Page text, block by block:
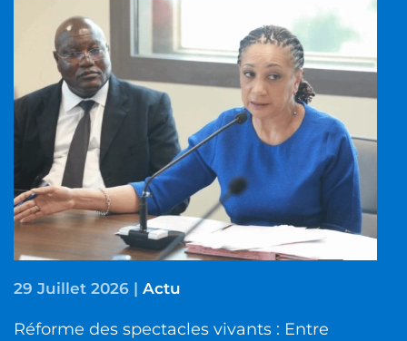
29 Juillet 2026 | Actu
Réforme des spectacles vivants : Entre